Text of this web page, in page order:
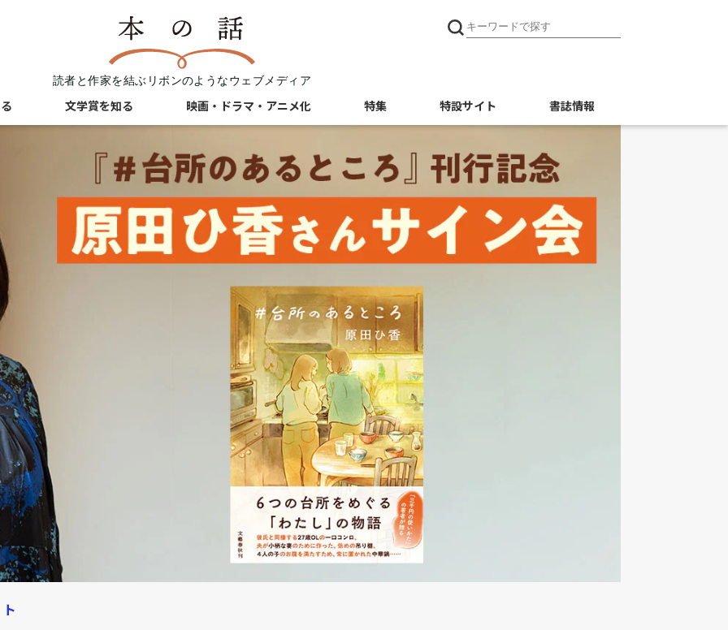
読者と作家を結ぶリボンのようなウェブメディア
文学賞を知る 映画・ドラマ・アニメ化 特集 特設サイト 書誌情報